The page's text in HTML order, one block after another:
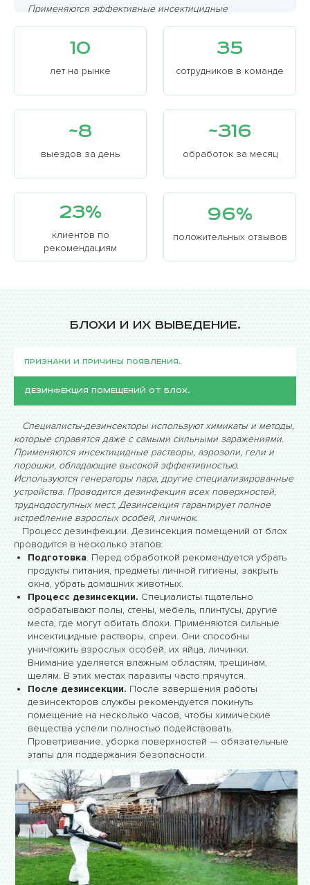
Применяются эффективные инсектицидные
средства, проводятся осмотры после обработки,
чтобы убедиться, что блохи полностью истреблены.
Гарантируем высокое качество услуг. Это
подтверждается отзывами наших клиентов.
Эффективное избавление
Самостоятельные попытки
выведения могут
оказаться неэффективными. Необходимо
местах, таких как щели, плинтусы. Для этого
дезинсекторы рекомендуют использовать
специальные химикаты, а также проводить
регулярные профилактические меры, чтобы
предотвратить повторное заражение.
10
лет на рынке
35
сотрудников в команде
~8
выездов за день
~316
обработок за месяц
23%
клиентов по
рекомендациям
96%
положительных отзывов
Блохи и их выведение.
Признаки и причины появления.
Дезинфекция помещений от блох.
Специалисты-дезинсекторы используют химикаты и методы,
которые справятся даже с самыми сильными заражениями.
Применяются инсектицидные растворы, аэрозоли, гели и
порошки, обладающие высокой эффективностью.
Используются генераторы пара, другие специализированные
устройства. Проводится дезинфекция всех поверхностей,
труднодоступных мест. Дезинсекция гарантирует полное
истребление взрослых особей, личинок.
Процесс дезинфекции. Дезинсекция помещений от блох
проводится в несколько этапов:
Подготовка. Перед обработкой рекомендуется убрать
продукты питания, предметы личной гигиены, закрыть
окна, убрать домашних животных.
Процесс дезинсекции. Специалисты тщательно
обрабатывают полы, стены, мебель, плинтусы, другие
места, где могут обитать блохи. Применяются сильные
инсектицидные растворы, спреи. Они способны
уничтожить взрослых особей, их яйца, личинки.
Внимание уделяется влажным областям, трещинам,
щелям. В этих местах паразиты часто прячутся.
После дезинсекции. После завершения работы
дезинсекторов службы рекомендуется покинуть
помещение на несколько часов, чтобы химические
вещества успели полностью подействовать.
Проветривание, уборка поверхностей — обязательные
этапы для поддержания безопасности.